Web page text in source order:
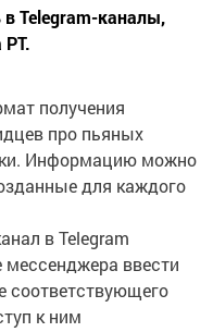
РТ.
про пьяных
Информацию можно
для каждого
в Telegram
ввести
соответствующего
к ним
со ссылкой на